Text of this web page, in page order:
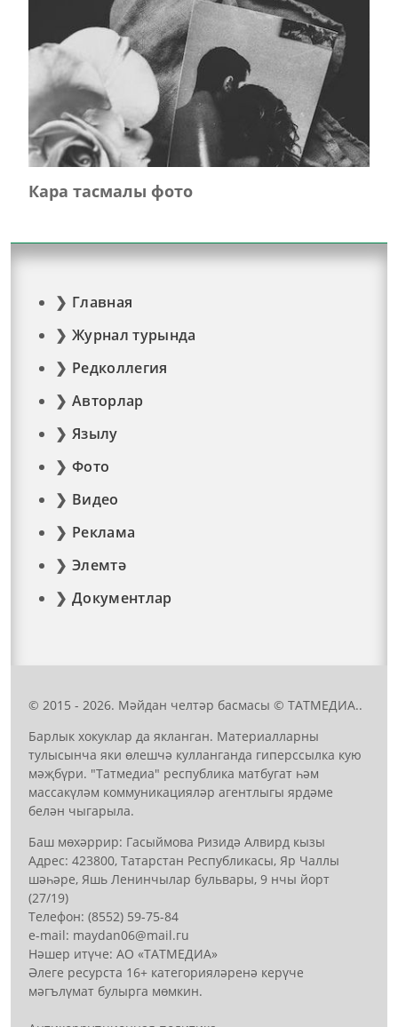
Кара тасмалы фото
Главная
Журнал турында
Редколлегия
Авторлар
Язылу
Фото
Видео
Реклама
Элемтә
Документлар
© 2015 - 2026. Мәйдан челтәр басмасы © ТАТМЕДИА..
Барлык хокуклар да якланган. Материалларны
тулысынча яки өлешчә кулланганда гиперссылка кую
мәҗбүри. "Татмедиа" республика матбугат һәм
массакүләм коммуникацияләр агентлыгы ярдәме
белән чыгарыла.
Баш мөхәррир: Гасыймова Ризидә Алвирд кызы
Адрес: 423800, Татарстан Республикасы, Яр Чаллы
шәһәре, Яшь Ленинчылар бульвары, 9 нчы йорт
(27/19)
Телефон: (8552) 59-75-84
е-mail: mауdаn06@mail.гu
Нәшер итүче: АО «ТАТМЕДИА»
Әлеге ресурста 16+ категорияләренә керүче
мәгълүмат булырга мөмкин.